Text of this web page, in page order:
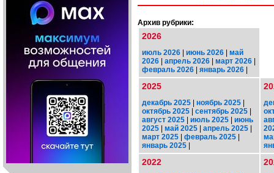
Архив рубрики:
2026
июль 2026 | июнь 2026 | май
2026 | апрель 2026 | март 2026 |
февраль 2026 | январь 2026 |
2025
декабрь 2025 | ноябрь 2025 |
октябрь 2025 | сентябрь 2025 |
август 2025 | июль 2025 | июнь
2025 | май 2025 | апрель 2025 |
март 2025 | февраль 2025 |
январь 2025 |
2022